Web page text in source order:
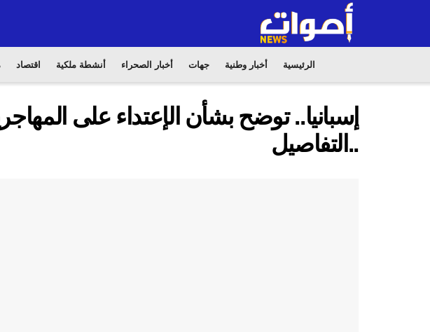
الرئيسية أخبار وطنية جهات أخبار الصحراء أنشطة ملكية اقتصاد
إسبانيا.. توضح بشأن الإعتداء على
..التفاصيل